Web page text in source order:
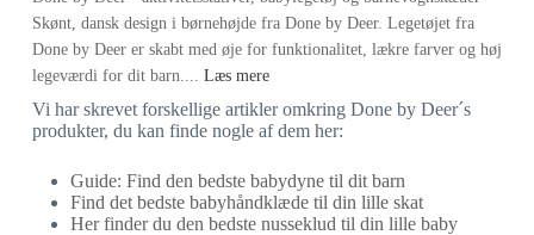
Skønt, dansk design i børnehøjde fra Done by Deer. Legetøjet fra
Done by Deer er skabt med øje for funktionalitet, lækre farver og høj
legeværdi for dit barn.... Læs mere
Vi har skrevet forskellige artikler omkring Done by Deer´s
produkter, du kan finde nogle af dem her:
Guide: Find den bedste babydyne til dit barn
Find det bedste babyhåndklæde til din lille skat
Her finder du den bedste nusseklud til din lille baby